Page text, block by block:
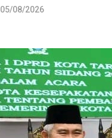
05/08/2026